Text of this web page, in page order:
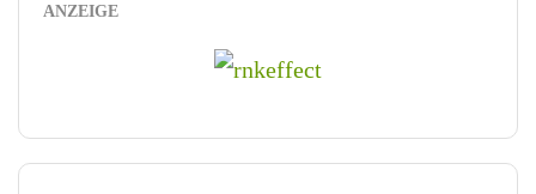
ANZEIGE